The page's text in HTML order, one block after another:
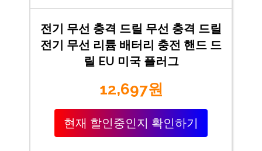
전기 무선 충격 드릴 무선 충격 드릴
전기 무선 리튬 배터리 충전 핸드 드
릴 EU 미국 플러그
12,697원
현재 할인중인지 확인하기